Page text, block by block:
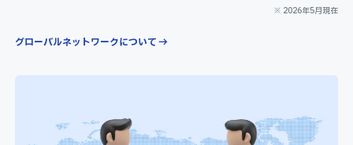
※ 2026年5月現在
グローバルネットワークについて